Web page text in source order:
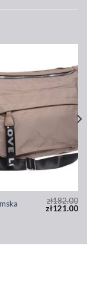
zł182.00
zł121.00